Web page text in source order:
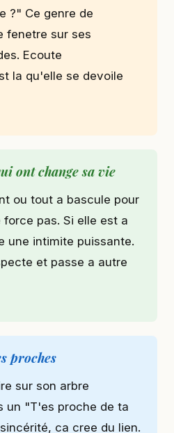
?" Ce genre de
fenetre sur ses
Ecoute
la qu'elle se devoile
ont change sa vie
ou tout a bascule pour
pas. Si elle est a
une intimite puissante.
et passe a autre
proches
sur son arbre
un "T'es proche de ta
ca cree du lien.